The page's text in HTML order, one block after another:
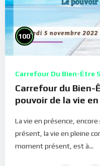
100%
Carrefour Du Bien-Être
Carrefour du Bien-
pouvoir de la vie
La vie en présence,
présent, la vie en pleine
moment présent, est à...